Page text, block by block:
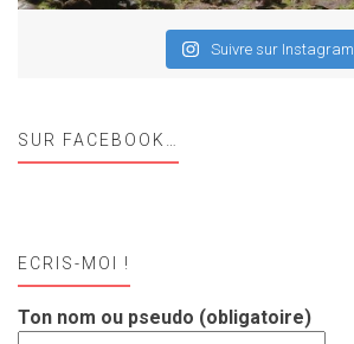
Suivre sur Instagram
SUR FACEBOOK…
ECRIS-MOI !
Ton nom ou pseudo (obligatoire)